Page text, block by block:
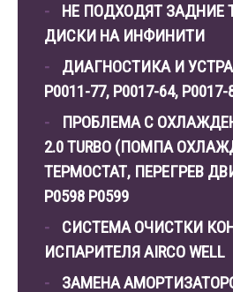
НЕ ПОДХОДЯТ ЗАДНИЕ
ДИСКИ НА ИНФИНИТИ
ДИАГНОСТИКА И
Р0011-77, P0017-64, P0017-
ПРОБЛЕМА С
2.0 TURBO (ПОМПА
ТЕРМОСТАТ, ПЕРЕГРЕВ
P0598 P0599
СИСТЕМА ОЧИСТКИ
ИСПАРИТЕЛЯ AIRCO WELL
ЗАМЕНА